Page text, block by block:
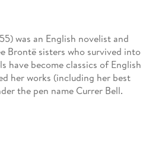
was an English novelist and
Brontë sisters who survived into
have become classics of English
her works (including her best
the pen name Currer Bell.